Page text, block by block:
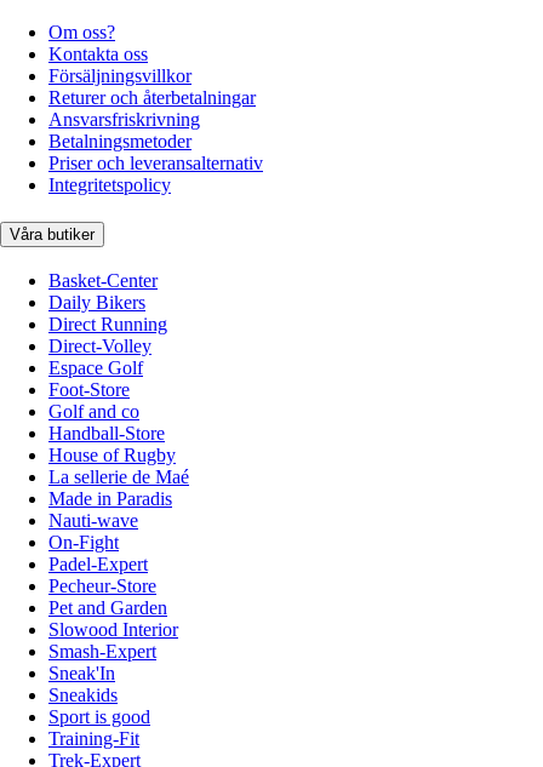
Om oss?
Kontakta oss
Försäljningsvillkor
Returer och återbetalningar
Ansvarsfriskrivning
Betalningsmetoder
Priser och leveransalternativ
Integritetspolicy
Våra butiker
Basket-Center
Daily Bikers
Direct Running
Direct-Volley
Espace Golf
Foot-Store
Golf and co
Handball-Store
House of Rugby
La sellerie de Maé
Made in Paradis
Nauti-wave
On-Fight
Padel-Expert
Pecheur-Store
Pet and Garden
Slowood Interior
Smash-Expert
Sneak'In
Sneakids
Sport is good
Training-Fit
Trek-Expert